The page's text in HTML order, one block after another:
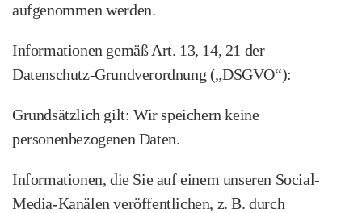
aufgenommen werden.
Informationen gemäß Art. 13, 14, 21 der
Datenschutz-Grundverordnung („DSGVO“):
Grundsätzlich gilt: Wir speichern keine
personenbezogenen Daten.
Informationen, die Sie auf einem unseren Social-
Media-Kanälen veröffentlichen, z. B. durch